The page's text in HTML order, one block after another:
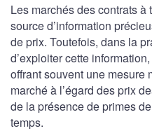
Les marchés des contrats
source d’information
de prix. Toutefois, dans la
d’exploiter cette
offrant souvent une mesure
marché à l’égard des prix
de la présence de primes
temps.